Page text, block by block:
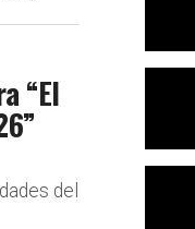
“El
del